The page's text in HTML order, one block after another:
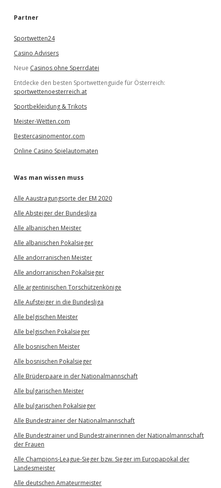
e
Partner
Sportwetten24
Casino Advisers
Neue Casinos ohne Sperrdatei
Entdecke den besten Sportwettenguide für Österreich:
sportwettenoesterreich.at
Sportbekleidung & Trikots
Meister-Wetten.com
Bestercasinomentor.com
Online Casino Spielautomaten
Was man wissen muss
Alle Aaustragungsorte der EM 2020
Alle Absteiger der Bundesliga
Alle albanischen Meister
Alle albanischen Pokalsieger
Alle andorranischen Meister
Alle andorranischen Pokalsieger
Alle argentinischen Torschützenkönige
Alle Aufsteiger in die Bundesliga
Alle belgischen Meister
Alle belgischen Pokalsieger
Alle bosnischen Meister
Alle bosnischen Pokalsieger
Alle Brüderpaare in der Nationalmannschaft
Alle bulgarischen Meister
Alle bulgarischen Pokalsieger
Alle Bundestrainer der Nationalmannschaft
Alle Bundestrainer und Bundestrainerinnen der Nationalmannschaft
der Frauen
Alle Champions-League-Sieger bzw. Sieger im Europapokal der
Landesmeister
Alle deutschen Amateurmeister